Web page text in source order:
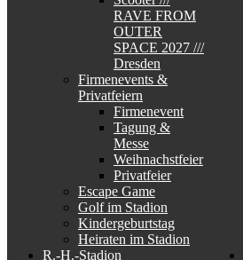
RAVE FROM
OUTER
SPACE 2027 ///
Dresden
Firmenevents &
Privatfeiern
Firmenevent
Tagung &
Messe
Weihnachstfeier
Privatfeier
Escape Game
Golf im Stadion
Kindergeburtstag
Heiraten im Stadion
R.-H.-Stadion